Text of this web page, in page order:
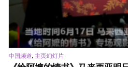
中国频道, 主页幻灯片